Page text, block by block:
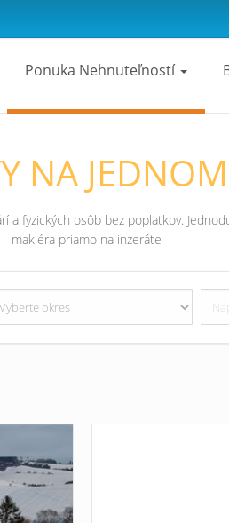
Ponuka Nehnuteľností
NA
a fyzických osôb bez poplatkov.
makléra priamo na inzeráte